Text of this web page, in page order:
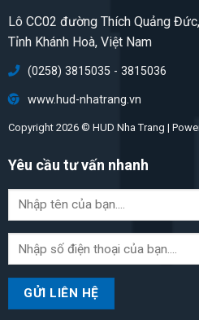
Lô CC02 đường Thích Quảng
Tỉnh Khánh Hoà, Việt Nam
(0258) 3815035 - 3815036
www.hud-nhatrang.vn
Copyright 2026 © HUD Nha Trang |
Yêu cầu tư vấn nhanh